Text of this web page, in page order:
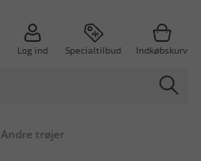
Log ind Specialtilbud Indkøbskurv
Andre trøjer